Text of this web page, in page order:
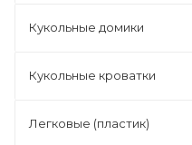
Кукольные домики
Кукольные кроватки
Легковые (пластик)